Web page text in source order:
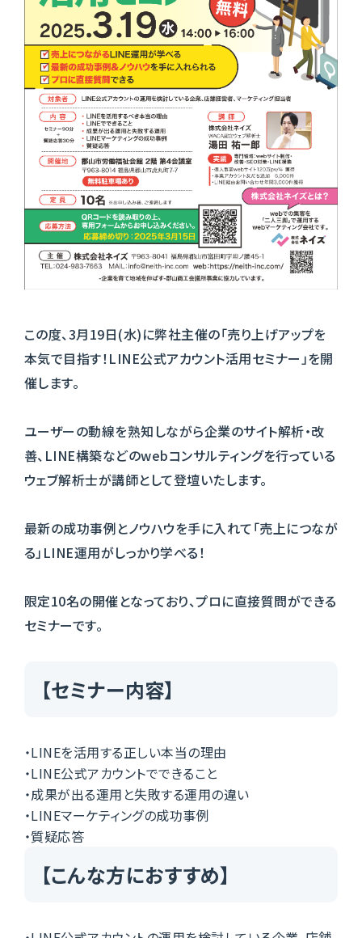
この度、3月19日(水)に弊社主催の「売り上げアップを
本気で目指す！LINE公式アカウント活用セミナー」を開
催します。
ユーザーの動線を熟知しながら企業のサイト解析・改
善、LINE構築などのwebコンサルティングを行っている
ウェブ解析士が講師として登壇いたします。
最新の成功事例とノウハウを手に入れて「売上につなが
る」LINE運用がしっかり学べる！
限定10名の開催となっており、プロに直接質問ができる
セミナーです。
【セミナー内容】
・LINEを活用する正しい本当の理由
・LINE公式アカウントでできること
・成果が出る運用と失敗する運用の違い
・LINEマーケティングの成功事例
・質疑応答
【こんな方におすすめ】